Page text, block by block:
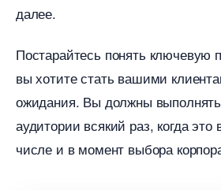
далее.
Постарайтесь понять ключевую
ы хотите стать вашими
ожидания. Вы должны
аудитории всякий раз, когда
числе и в момент выбора